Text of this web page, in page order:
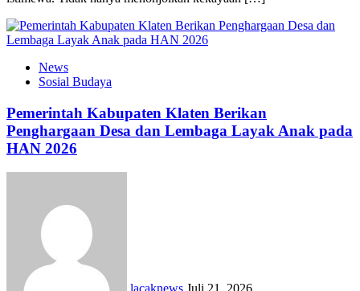
News
Sosial Budaya
Pemerintah Kabupaten Klaten Berikan
Penghargaan Desa dan Lembaga Layak Anak pada
HAN 2026